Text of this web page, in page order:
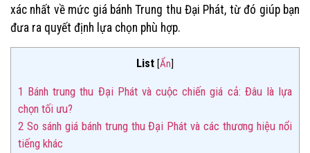
xác nhất về mức giá bánh Trung thu Đại Phát, từ đó giúp bạn
đưa ra quyết định lựa chọn phù hợp.
List [Ẩn]
1 Bánh trung thu Đại Phát và cuộc chiến giá cả: Đâu là lựa
chọn tối ưu?
2 So sánh giá bánh trung thu Đại Phát và các thương hiệu nổi
tiếng khác